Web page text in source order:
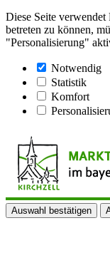
Diese Seite verwendet
betreten zu können,
"Personalisierung"
Notwendig
Statistik
Komfort
Auswahl bestätigen